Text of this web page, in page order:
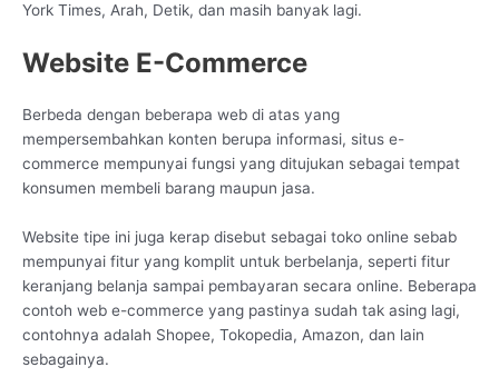
York Times, Arah, Detik, dan masih banyak lagi.
Website E-Commerce
Berbeda dengan beberapa web di atas yang
mempersembahkan konten berupa informasi, situs e-
commerce mempunyai fungsi yang ditujukan sebagai tempat
konsumen membeli barang maupun jasa.
Website tipe ini juga kerap disebut sebagai toko online sebab
mempunyai fitur yang komplit untuk berbelanja, seperti fitur
keranjang belanja sampai pembayaran secara online. Beberapa
contoh web e-commerce yang pastinya sudah tak asing lagi,
contohnya adalah Shopee, Tokopedia, Amazon, dan lain
sebagainya.